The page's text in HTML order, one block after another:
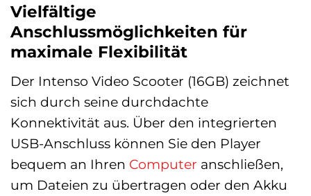
Vielfältige
Anschlussmöglichkeiten für
maximale Flexibilität
Der Intenso Video Scooter (16GB) zeichnet
sich durch seine durchdachte
Konnektivität aus. Über den integrierten
USB-Anschluss können Sie den Player
bequem an Ihren Computer anschließen,
um Dateien zu übertragen oder den Akku